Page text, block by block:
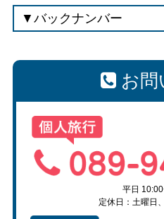
お問
平日
定休日：土曜日